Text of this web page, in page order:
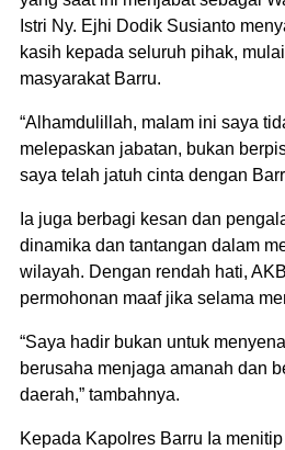
Istri Ny. Ejhi Dodik Susianto
kasih kepada seluruh pihak,
masyarakat Barru.
“Alhamdulillah, malam ini saya
melepaskan jabatan, bukan
saya telah jatuh cinta dengan
Ia juga berbagi kesan dan
dinamika dan tantangan dalam
wilayah. Dengan rendah hati,
permohonan maaf jika selama
“Saya hadir bukan untuk
berusaha menjaga amanah dan
daerah,” tambahnya.
Kepada Kapolres Barru Ia